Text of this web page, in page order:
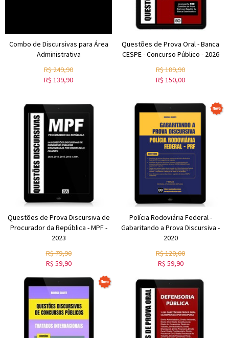
Combo de Discursivas para Área
Administrativa
R$249,90
R$ 139,90
Questões de Prova Oral - Banca
CESPE - Concurso Público - 2026
R$189,90
R$ 150,00
Questões de Prova Discursiva de
Procurador da República - MPF -
2023
R$79,90
R$ 59,90
Polícia Rodoviária Federal -
Gabaritando a Prova Discursiva -
2020
R$120,00
R$ 59,90